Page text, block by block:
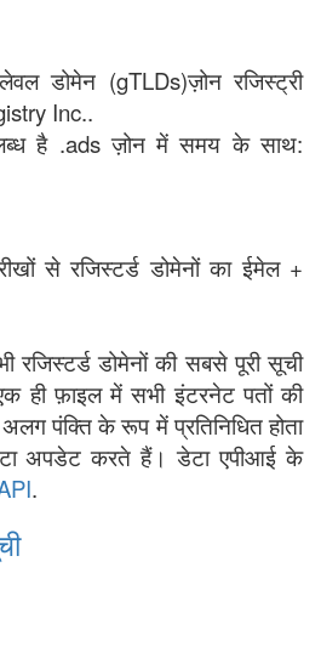
डोमेन (gTLDs)ज़ोन रजिस्ट्री
Inc..
है .ads ज़ोन में समय के साथ:
से रजिस्टर्ड डोमेनों का ईमेल +
डोमेनों की सबसे पूरी सूची
ही फ़ाइल में सभी इंटरनेट पतों की
पंक्ति के रूप में प्रतिनिधित होता
अपडेट करते हैं। डेटा एपीआई के
.